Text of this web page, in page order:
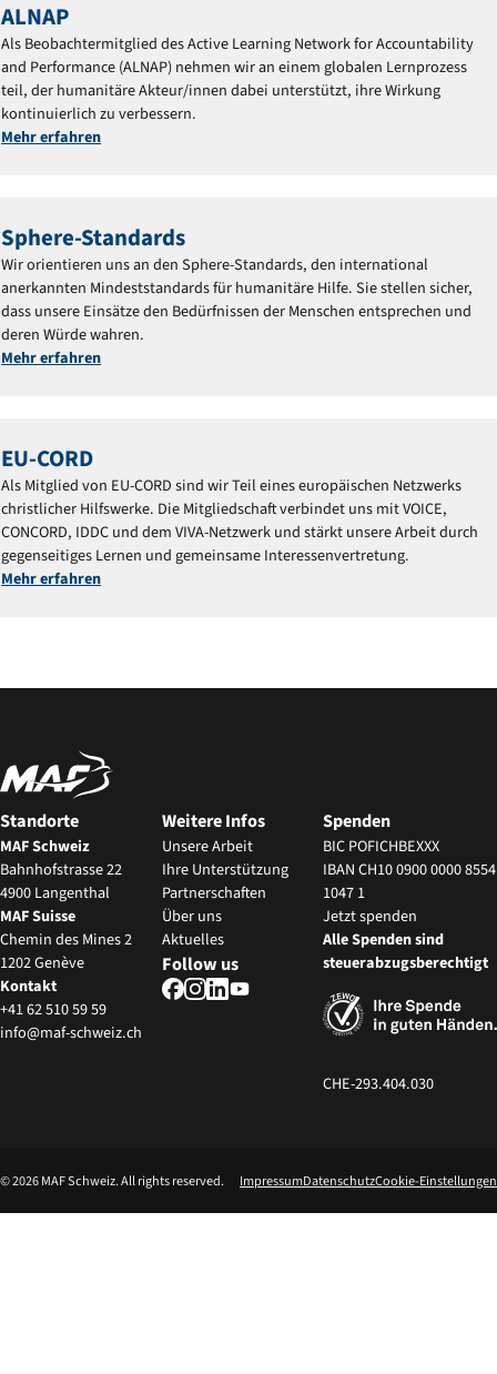
ALNAP
Als Beobachtermitglied des Active Learning Network for Accountability
and Performance (ALNAP) nehmen wir an einem globalen Lernprozess
teil, der humanitäre Akteur/innen dabei unterstützt, ihre Wirkung
kontinuierlich zu verbessern.
Mehr erfahren
Sphere-Standards
Wir orientieren uns an den Sphere-Standards, den international
anerkannten Mindeststandards für humanitäre Hilfe. Sie stellen sicher,
dass unsere Einsätze den Bedürfnissen der Menschen entsprechen und
deren Würde wahren.
Mehr erfahren
EU-CORD
Als Mitglied von EU-CORD sind wir Teil eines europäischen Netzwerks
christlicher Hilfswerke. Die Mitgliedschaft verbindet uns mit VOICE,
CONCORD, IDDC und dem VIVA-Netzwerk und stärkt unsere Arbeit durch
gegenseitiges Lernen und gemeinsame Interessenvertretung.
Mehr erfahren
Standorte
MAF Schweiz
Bahnhofstrasse 22
4900 Langenthal
MAF Suisse
Chemin des Mines 2
1202 Genève
Kontakt
+41 62 510 59 59
info@maf-schweiz.ch
Weitere Infos
Unsere Arbeit
Ihre Unterstützung
Partnerschaften
‍Über uns
Aktuelles
Follow us
Spenden
BIC POFICHBEXXX
IBAN CH10 0900 0000 8554
1047 1
Jetzt spenden
Alle Spenden sind
steuerabzugsberechtigt
CHE-293.404.030
©2026MAF Schweiz. All rights reserved. ImpressumDatenschutzCookie-Einstellungen